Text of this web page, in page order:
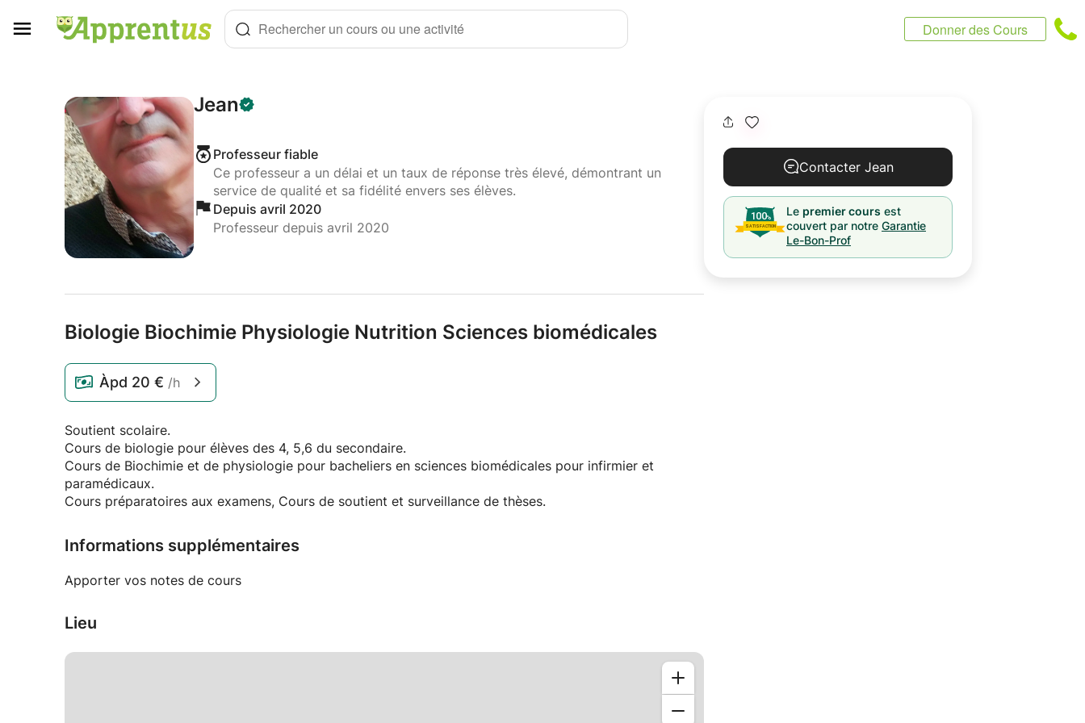
Rechercher un cours ou une activité Donner des Cours
Jean
Professeur fiable
Ce professeur a un délai et un taux de réponse très élevé, démontrant un
service de qualité et sa fidélité envers ses élèves.
Depuis avril 2020
Professeur depuis avril 2020
Biologie Biochimie Physiologie Nutrition Sciences biomédicales
Àpd 20 € /h
Soutient scolaire.
Cours de biologie pour élèves des 4, 5,6 du secondaire.
Cours de Biochimie et de physiologie pour bacheliers en sciences biomédicales pour infirmier et
paramédicaux.
Cours préparatoires aux examens, Cours de soutient et surveillance de thèses.
Informations supplémentaires
Apporter vos notes de cours
Lieu
Contacter Jean
Le premier cours est
couvert par notre Garantie
Le-Bon-Prof